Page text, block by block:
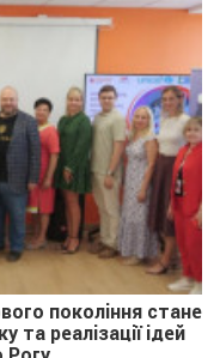
покоління стане
реалізації ідей